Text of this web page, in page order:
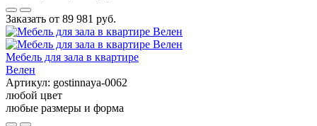
Заказать от 89 981 руб.
Мебель для зала в квартире
Велен
Артикул: gostinnaya-0062
любой цвет
любые размеры и форма